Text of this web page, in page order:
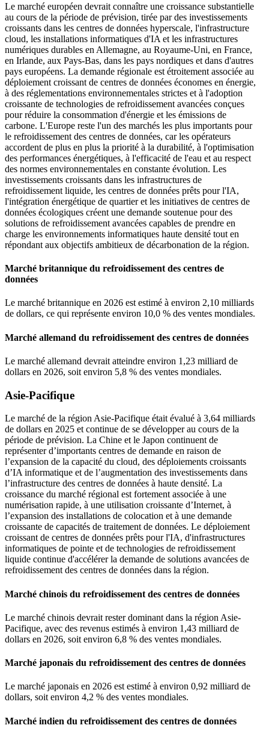
Le marché européen devrait connaître une croissance substantielle
au cours de la période de prévision, tirée par des investissements
croissants dans les centres de données hyperscale, l'infrastructure
cloud, les installations informatiques d'IA et les infrastructures
numériques durables en Allemagne, au Royaume-Uni, en France,
en Irlande, aux Pays-Bas, dans les pays nordiques et dans d'autres
pays européens. La demande régionale est étroitement associée au
déploiement croissant de centres de données économes en énergie,
à des réglementations environnementales strictes et à l'adoption
croissante de technologies de refroidissement avancées conçues
pour réduire la consommation d'énergie et les émissions de
carbone. L'Europe reste l'un des marchés les plus importants pour
le refroidissement des centres de données, car les opérateurs
accordent de plus en plus la priorité à la durabilité, à l'optimisation
des performances énergétiques, à l'efficacité de l'eau et au respect
des normes environnementales en constante évolution. Les
investissements croissants dans les infrastructures de
refroidissement liquide, les centres de données prêts pour l'IA,
l'intégration énergétique de quartier et les initiatives de centres de
données écologiques créent une demande soutenue pour des
solutions de refroidissement avancées capables de prendre en
charge les environnements informatiques haute densité tout en
répondant aux objectifs ambitieux de décarbonation de la région.
Marché britannique du refroidissement des centres de
données
Le marché britannique en 2026 est estimé à environ 2,10 milliards
de dollars, ce qui représente environ 10,0 % des ventes mondiales.
Marché allemand du refroidissement des centres de données
Le marché allemand devrait atteindre environ 1,23 milliard de
dollars en 2026, soit environ 5,8 % des ventes mondiales.
Asie-Pacifique
Le marché de la région Asie-Pacifique était évalué à 3,64 milliards
de dollars en 2025 et continue de se développer au cours de la
période de prévision. La Chine et le Japon continuent de
représenter d’importants centres de demande en raison de
l’expansion de la capacité du cloud, des déploiements croissants
d’IA informatique et de l’augmentation des investissements dans
l’infrastructure des centres de données à haute densité. La
croissance du marché régional est fortement associée à une
numérisation rapide, à une utilisation croissante d’Internet, à
l’expansion des installations de colocation et à une demande
croissante de capacités de traitement de données. Le déploiement
croissant de centres de données prêts pour l'IA, d'infrastructures
informatiques de pointe et de technologies de refroidissement
liquide continue d'accélérer la demande de solutions avancées de
refroidissement des centres de données dans la région.
Marché chinois du refroidissement des centres de données
Le marché chinois devrait rester dominant dans la région Asie-
Pacifique, avec des revenus estimés à environ 1,43 milliard de
dollars en 2026, soit environ 6,8 % des ventes mondiales.
Marché japonais du refroidissement des centres de données
Le marché japonais en 2026 est estimé à environ 0,92 milliard de
dollars, soit environ 4,2 % des ventes mondiales.
Marché indien du refroidissement des centres de données